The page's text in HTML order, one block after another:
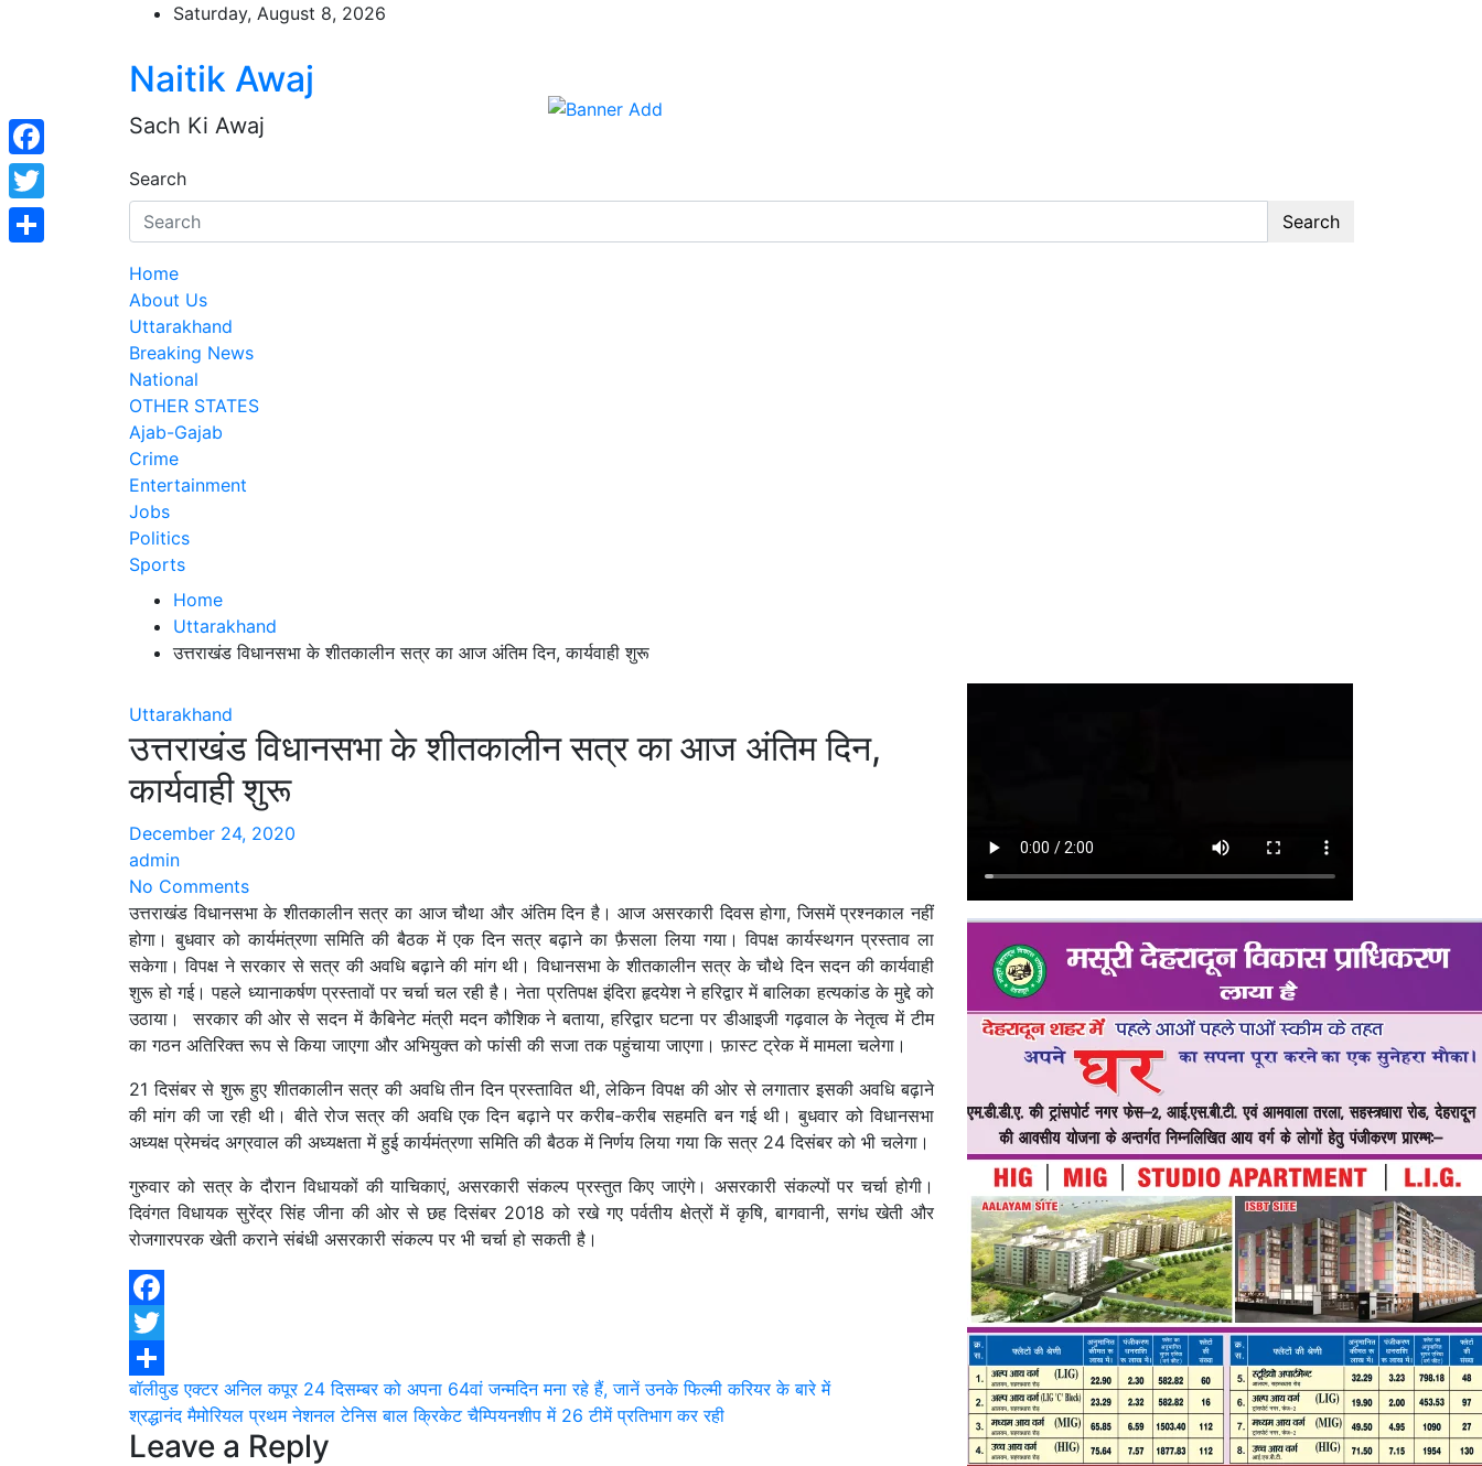
Saturday, August 8, 2026
Naitik Awaj
Sach Ki Awaj
Search
Search
Home
About Us
Uttarakhand
Breaking News
National
OTHER STATES
Ajab-Gajab
Crime
Entertainment
Jobs
Politics
Sports
Home
Uttarakhand
उत्तराखंड विधानसभा के शीतकालीन सत्र का आज अंतिम दिन, कार्यवाही शुरू
Uttarakhand
उत्तराखंड विधानसभा के शीतकालीन सत्र का आज अंतिम दिन,
कार्यवाही शुरू
December 24, 2020
admin
No Comments
उत्तराखंड विधानसभा के शीतकालीन सत्र का आज चौथा और अंतिम दिन है। आज असरकारी दिवस होगा, जिसमें प्रश्नकाल नहीं
होगा। बुधवार को कार्यमंत्रणा समिति की बैठक में एक दिन सत्र बढ़ाने का फ़ैसला लिया गया। विपक्ष कार्यस्थगन प्रस्ताव ला
सकेगा। विपक्ष ने सरकार से सत्र की अवधि बढ़ाने की मांग थी। विधानसभा के शीतकालीन सत्र के चौथे दिन सदन की कार्यवाही
शुरू हो गई। पहले ध्यानाकर्षण प्रस्तावों पर चर्चा चल रही है। नेता प्रतिपक्ष इंदिरा हृदयेश ने हरिद्वार में बालिका हत्यकांड के मुद्दे को
उठाया। सरकार की ओर से सदन में कैबिनेट मंत्री मदन कौशिक ने बताया, हरिद्वार घटना पर डीआइजी गढ़वाल के नेतृत्व में टीम
का गठन अतिरिक्त रूप से किया जाएगा और अभियुक्त को फांसी की सजा तक पहुंचाया जाएगा। फ़ास्ट ट्रेक में मामला चलेगा।
21 दिसंबर से शुरू हुए शीतकालीन सत्र की अवधि तीन दिन प्रस्तावित थी, लेकिन विपक्ष की ओर से लगातार इसकी अवधि बढ़ाने
की मांग की जा रही थी। बीते रोज सत्र की अवधि एक दिन बढ़ाने पर करीब-करीब सहमति बन गई थी। बुधवार को विधानसभा
अध्यक्ष प्रेमचंद अग्रवाल की अध्यक्षता में हुई कार्यमंत्रणा समिति की बैठक में निर्णय लिया गया कि सत्र 24 दिसंबर को भी चलेगा।
गुरुवार को सत्र के दौरान विधायकों की याचिकाएं, असरकारी संकल्प प्रस्तुत किए जाएंगे। असरकारी संकल्पों पर चर्चा होगी।
दिवंगत विधायक सुरेंद्र सिंह जीना की ओर से छह दिसंबर 2018 को रखे गए पर्वतीय क्षेत्रों में कृषि, बागवानी, सगंध खेती और
रोजगारपरक खेती कराने संबंधी असरकारी संकल्प पर भी चर्चा हो सकती है।
Facebook
Twitter
Share
Post
navigation
बॉलीवुड एक्टर अनिल कपूर 24 दिसम्बर को अपना 64वां जन्मदिन मना रहे हैं, जानें उनके फिल्मी करियर के बारे में
श्रद्धानंद मैमोरियल प्रथम नेशनल टेनिस बाल क्रिकेट चैम्पियनशीप में 26 टीमें प्रतिभाग कर रही
Leave a Reply
Facebook
Twitter